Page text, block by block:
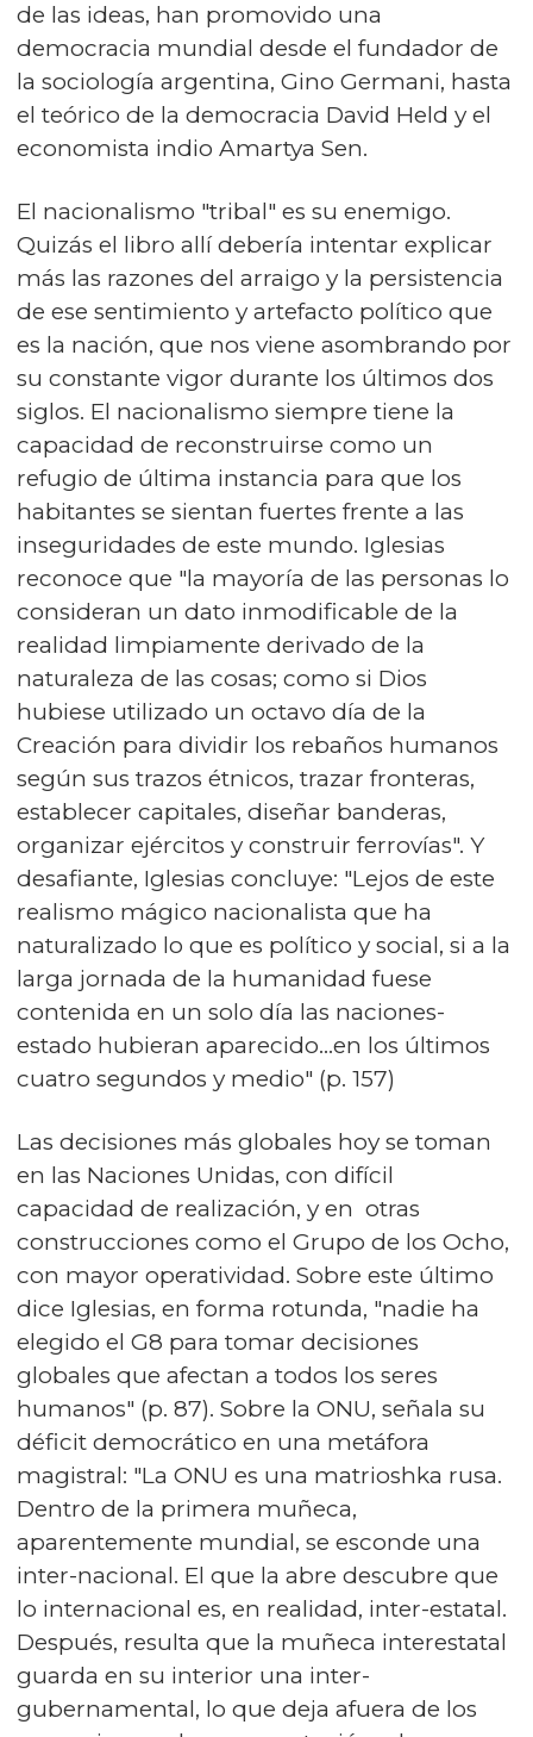
de las ideas, han promovido una
democracia mundial desde el fundador de
la sociología argentina, Gino Germani, hasta
el teórico de la democracia David Held y el
economista indio Amartya Sen.
El nacionalismo "tribal" es su enemigo.
Quizás el libro allí debería intentar explicar
más las razones del arraigo y la persistencia
de ese sentimiento y artefacto político que
es la nación, que nos viene asombrando por
su constante vigor durante los últimos dos
siglos. El nacionalismo siempre tiene la
capacidad de reconstruirse como un
refugio de última instancia para que los
habitantes se sientan fuertes frente a las
inseguridades de este mundo. Iglesias
reconoce que "la mayoría de las personas lo
consideran un dato inmodificable de la
realidad limpiamente derivado de la
naturaleza de las cosas; como si Dios
hubiese utilizado un octavo día de la
Creación para dividir los rebaños humanos
según sus trazos étnicos, trazar fronteras,
establecer capitales, diseñar banderas,
organizar ejércitos y construir ferrovías". Y
desafiante, Iglesias concluye: "Lejos de este
realismo mágico nacionalista que ha
naturalizado lo que es político y social, si a la
larga jornada de la humanidad fuese
contenida en un solo día las naciones-
estado hubieran aparecido...en los últimos
cuatro segundos y medio" (p. 157)
Las decisiones más globales hoy se toman
en las Naciones Unidas, con difícil
capacidad de realización, y en otras
construcciones como el Grupo de los Ocho,
con mayor operatividad. Sobre este último
dice Iglesias, en forma rotunda, "nadie ha
elegido el G8 para tomar decisiones
globales que afectan a todos los seres
humanos" (p. 87). Sobre la ONU, señala su
déficit democrático en una metáfora
magistral: "La ONU es una matrioshka rusa.
Dentro de la primera muñeca,
aparentemente mundial, se esconde una
inter-nacional. El que la abre descubre que
lo internacional es, en realidad, inter-estatal.
Después, resulta que la muñeca interestatal
guarda en su interior una inter-
gubernamental, lo que deja afuera de los